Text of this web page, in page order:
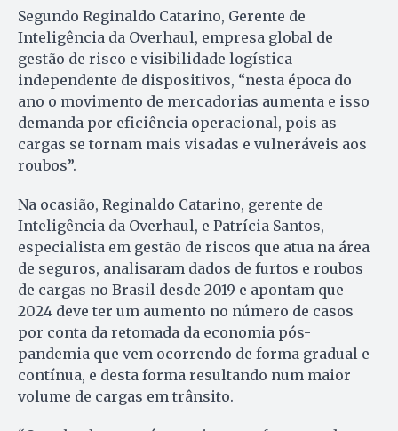
Segundo Reginaldo Catarino, Gerente de
Inteligência da Overhaul, empresa global de
gestão de risco e visibilidade logística
independente de dispositivos, “nesta época do
ano o movimento de mercadorias aumenta e isso
demanda por eficiência operacional, pois as
cargas se tornam mais visadas e vulneráveis aos
roubos”.
Na ocasião, Reginaldo Catarino, gerente de
Inteligência da Overhaul, e Patrícia Santos,
especialista em gestão de riscos que atua na área
de seguros, analisaram dados de furtos e roubos
de cargas no Brasil desde 2019 e apontam que
2024 deve ter um aumento no número de casos
por conta da retomada da economia pós-
pandemia que vem ocorrendo de forma gradual e
contínua, e desta forma resultando num maior
volume de cargas em trânsito.